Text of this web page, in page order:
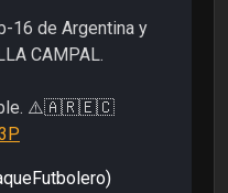
16 de Argentina y
CAMPAL.
⚠️🇦🇷🇪🇨